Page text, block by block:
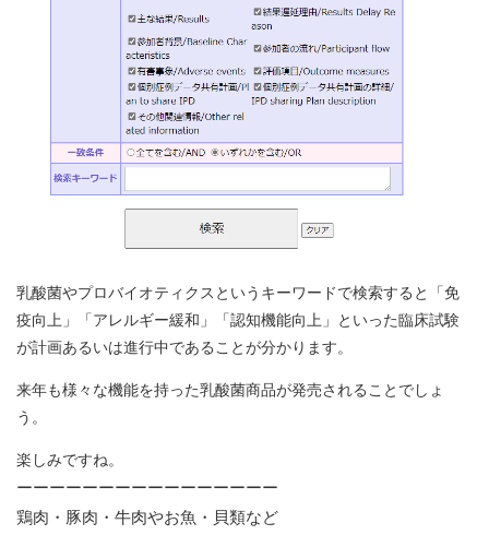
乳酸菌やプロバイオティクスというキーワードで検索すると「免
疫向上」「アレルギー緩和」「認知機能向上」といった臨床試験
が計画あるいは進行中であることが分かります。
来年も様々な機能を持った乳酸菌商品が発売されることでしょ
う。
楽しみですね。
ーーーーーーーーーーーーーーーー
鶏肉・豚肉・牛肉やお魚・貝類など